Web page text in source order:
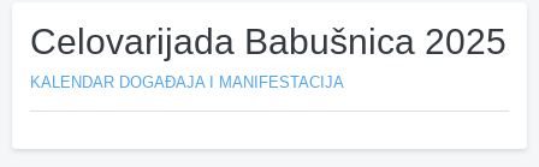
Celovarijada Babušnica 2025
KALENDAR DOGAĐAJA I MANIFESTACIJA